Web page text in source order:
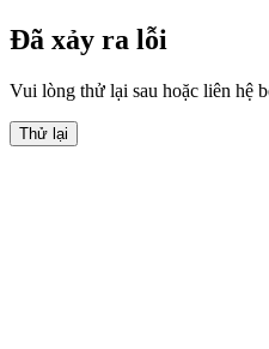
Đã xảy ra lỗi
Vui lòng thử lại sau hoặc liên hệ
Thử lại